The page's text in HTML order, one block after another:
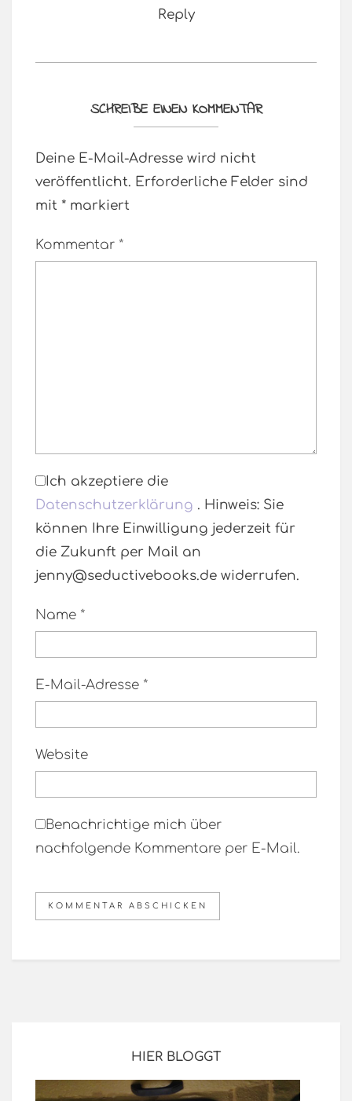
Reply
SCHREIBE EINEN KOMMENTAR
Deine E-Mail-Adresse wird nicht
veröffentlicht. Erforderliche Felder sind
mit * markiert
Kommentar *
Ich akzeptiere die
Datenschutzerklärung . Hinweis: Sie
können Ihre Einwilligung jederzeit für
die Zukunft per Mail an
jenny@seductivebooks.de widerrufen.
Name *
E-Mail-Adresse *
Website
Benachrichtige mich über
nachfolgende Kommentare per E-Mail.
HIER BLOGGT